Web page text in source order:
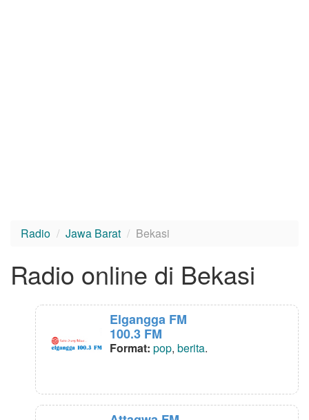
Radio Jawa Barat Bekasi
Radio online di Bekasi
Elgangga FM
100.3 FM
Format: pop, berita.